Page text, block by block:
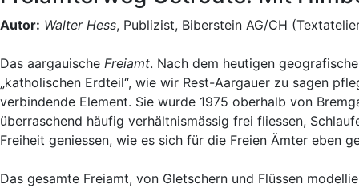
Autor: Walter Hess, Publizist, Biberstein AG/CH
Das aargauische Freiamt. Nach dem heutigen
„katholischen Erdteil“, wie wir Rest-Aargauer zu sagen
verbindende Element. Sie wurde 1975 oberhalb von
überraschend häufig verhältnismässig frei fliessen,
Freiheit geniessen, wie es sich für die Freien Ämter eben
Das gesamte Freiamt, von Gletschern und Flüssen